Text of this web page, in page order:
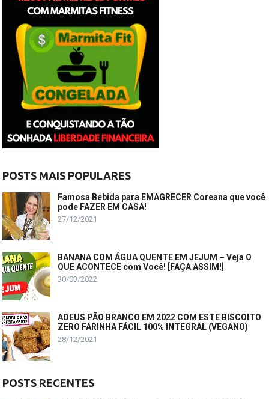
POSTS MAIS POPULARES
Famosa Bebida para EMAGRECER Coreana que você
pode FAZER EM CASA!
27/12/2021
BANANA COM ÁGUA QUENTE EM JEJUM – Veja O
QUE ACONTECE com Você! [FAÇA ASSIM!]
30/03/2022
ADEUS PÃO BRANCO EM 2022 COM ESTE BISCOITO
ZERO FARINHA FÁCIL 100% INTEGRAL (VEGANO)
28/12/2021
POSTS RECENTES